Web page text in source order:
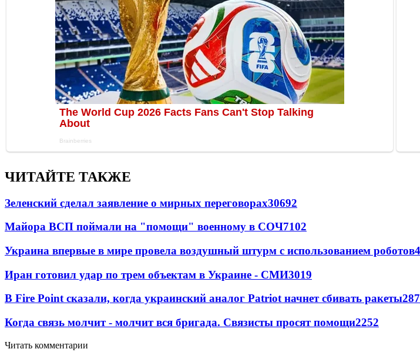
ЧИТАЙТЕ ТАКЖЕ
Зеленский сделал заявление о мирных переговорах30692
Майора ВСП поймали на "помощи" военному в СОЧ7102
Украина впервые в мире провела воздушный штурм с использованием роботов
Иран готовил удар по трем объектам в Украине - СМИ3019
В Fire Point сказали, когда украинский аналог Patriot начнет сбивать ракеты
Когда связь молчит - молчит вся бригада. Связисты просят помощи2252
Читать комментарии